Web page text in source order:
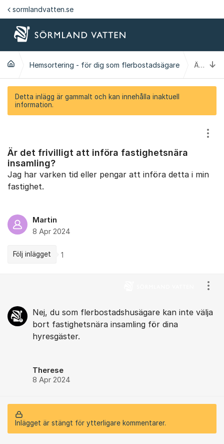
Hoppa till innehåll
sormlandvatten.se
Hemsortering - för dig som flerbostadsägare Är det frivilligt att införa fastighetsnära insamling?
Detta inlägg är gammalt och kan innehålla inaktuell
information.
Är det frivilligt att införa fastighetsnära
insamling?
Jag har varken tid eller pengar att införa detta i min
fastighet.
Martin
8 Apr 2024
Följ inlägget 1
Nej, du som flerbostadshusägare kan inte välja
bort fastighetsnära insamling för dina
hyresgäster.
Therese
8 Apr 2024
Inlägget är stängt för ytterligare kommentarer.